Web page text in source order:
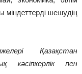
шешудің
Қазақстан
кәсіпкерлік пен